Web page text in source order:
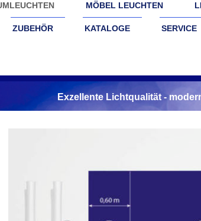
MÖBEL LEUCHTEN
ZUBEHÖR KATALOGE SERVICE
Exzellente Lichtqualität -